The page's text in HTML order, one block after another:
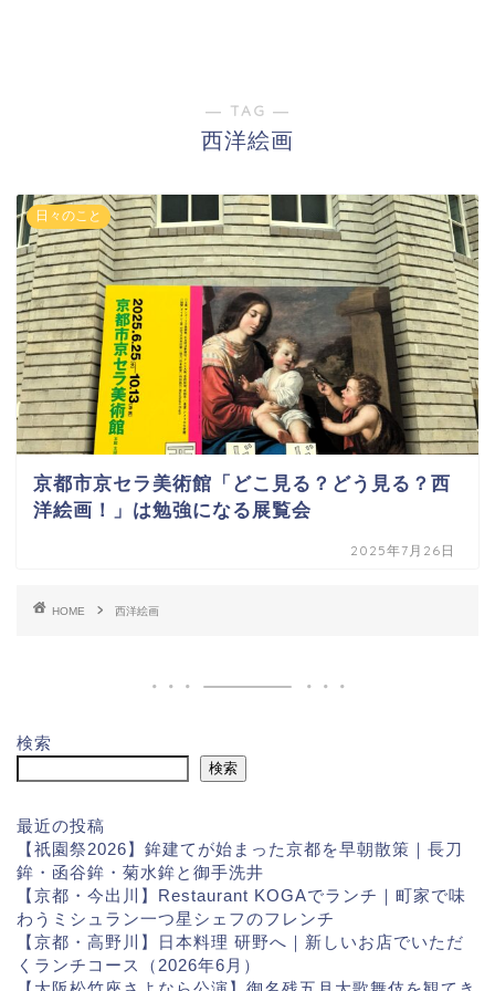
― TAG ―
西洋絵画
日々のこと
京都市京セラ美術館「どこ見る？どう見る？西
洋絵画！」は勉強になる展覧会
2025年7月26日
HOME 西洋絵画
検索
検索
最近の投稿
【祇園祭2026】鉾建てが始まった京都を早朝散策｜長刀
鉾・函谷鉾・菊水鉾と御手洗井
【京都・今出川】Restaurant KOGAでランチ｜町家で味
わうミシュラン一つ星シェフのフレンチ
【京都・高野川】日本料理 研野へ｜新しいお店でいただ
くランチコース（2026年6月）